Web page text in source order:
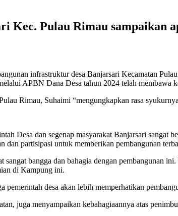
Kec. Pulau Rimau sampaikan
infrastruktur desa Banjarsari Kecamatan
APBN Dana Desa tahun 2024 telah membawa
Rimau, Suhaimi “mengungkapkan rasa
Desa dan segenap masyarakat Banjarsari sangat
dan partisipasi untuk memberikan pembangunan
sangat bangga dan bahagia dengan pembangunan
di Kampung ini.
pemerintah desa akan lebih memperhatikan
juga menyampaikan kebahagiaannya atas